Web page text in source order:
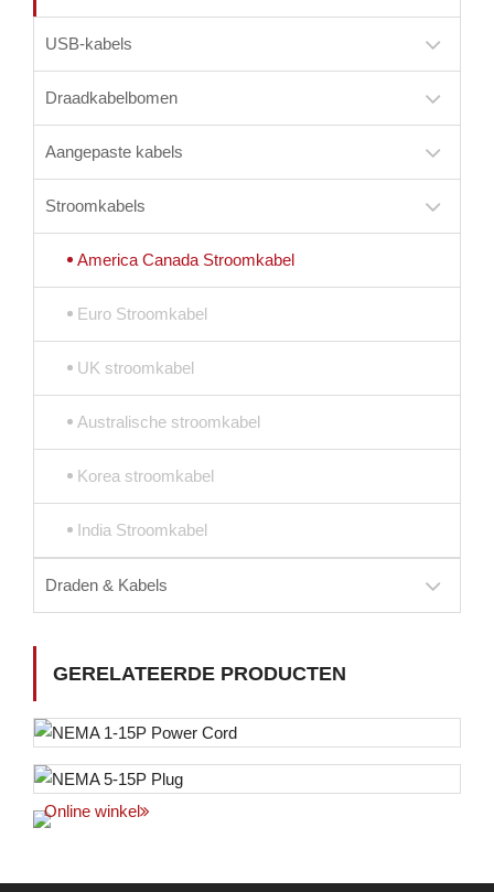
USB-kabels
Draadkabelbomen
Aangepaste kabels
Stroomkabels
America Canada Stroomkabel
Euro Stroomkabel
UK stroomkabel
Australische stroomkabel
Korea stroomkabel
India Stroomkabel
Draden & Kabels
GERELATEERDE PRODUCTEN
Online winkel